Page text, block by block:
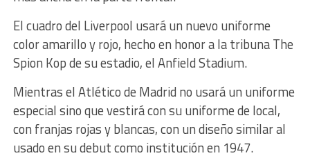
El cuadro del Liverpool usará un nuevo uniforme
color amarillo y rojo, hecho en honor a la tribuna The
Spion Kop de su estadio, el Anfield Stadium.
Mientras el Atlético de Madrid no usará un uniforme
especial sino que vestirá con su uniforme de local,
con franjas rojas y blancas, con un diseño similar al
usado en su debut como institución en 1947.